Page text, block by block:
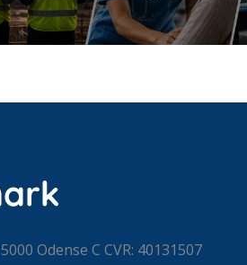
Odense C CVR: 40131507